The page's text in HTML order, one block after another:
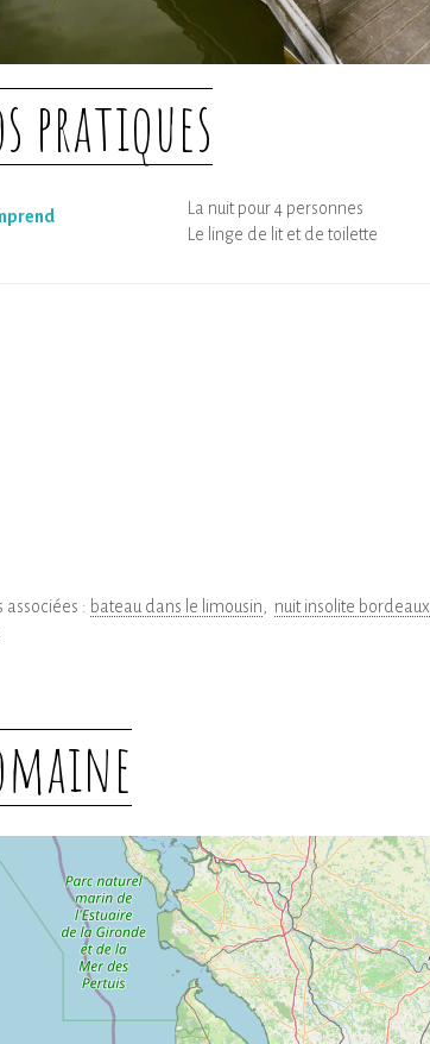
pratiques
La nuit pour 4 personnes
Le linge de lit et de toilette
associées : bateau dans le limousin nuit insolite bordeaux